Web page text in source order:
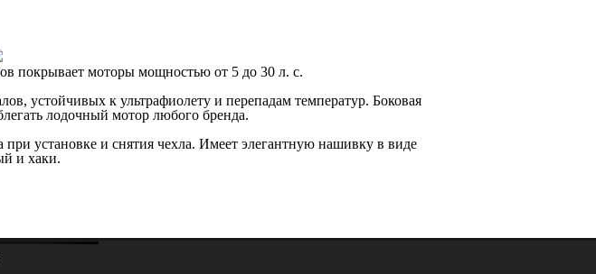
покрывает моторы мощностью от 5 до 30 л. с.
устойчивых к ультрафиолету и перепадам температур. Боковая
лодочный мотор любого бренда.
установке и снятия чехла. Имеет элегантную нашивку в виде
и хаки.